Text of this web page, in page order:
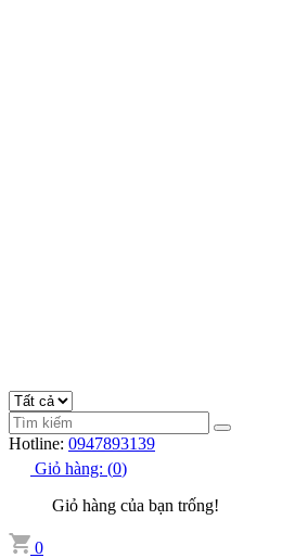
Hotline: 0947893139
Giỏ hàng: (0)
Giỏ hàng của bạn trống!
0